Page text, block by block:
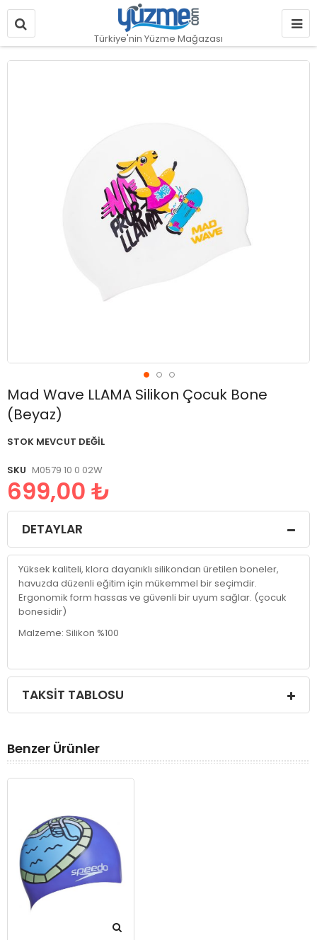
Türkiye'nin Yüzme Mağazası
Mad Wave LLAMA Silikon Çocuk Bone
(Beyaz)
STOK MEVCUT DEĞIL
SKU M0579 10 0 02W
699,00 ₺
Resim
Resim
galerisinin
başlangıcına
DETAYLAR
Yüksek kaliteli, klora dayanıklı silikondan üretilen boneler,
havuzda düzenli eğitim için mükemmel bir seçimdir.
Ergonomik form hassas ve güvenli bir uyum sağlar. (çocuk
bonesidir)
Malzeme: Silikon %100
TAKSIT TABLOSU
Benzer Ürünler